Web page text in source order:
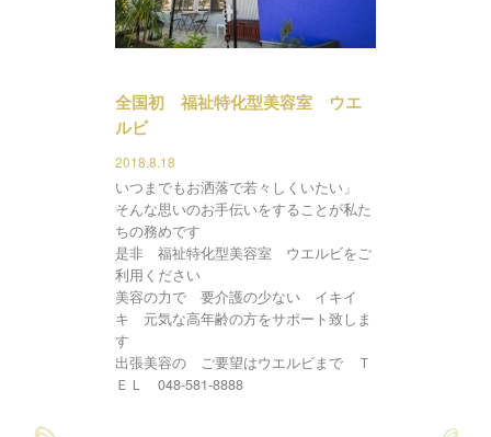
全国初 福祉特化型美容室 ウエ
ルビ
2018.8.18
いつまでもお洒落で若々しくいたい」
そんな思いのお手伝いをすることが私た
ちの務めです
是非 福祉特化型美容室 ウエルビをご
利用ください
美容の力で 要介護の少ない イキイ
キ 元気な高年齢の方をサポート致しま
す
出張美容の ご要望はウエルビまで Ｔ
ＥＬ 048-581-8888